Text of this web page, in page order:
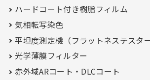
ハードコート付き樹脂フィルム
気相転写染色
平坦度測定機（フラットネステスター
光学薄膜フィルター
赤外域ARコート・ DLCコート